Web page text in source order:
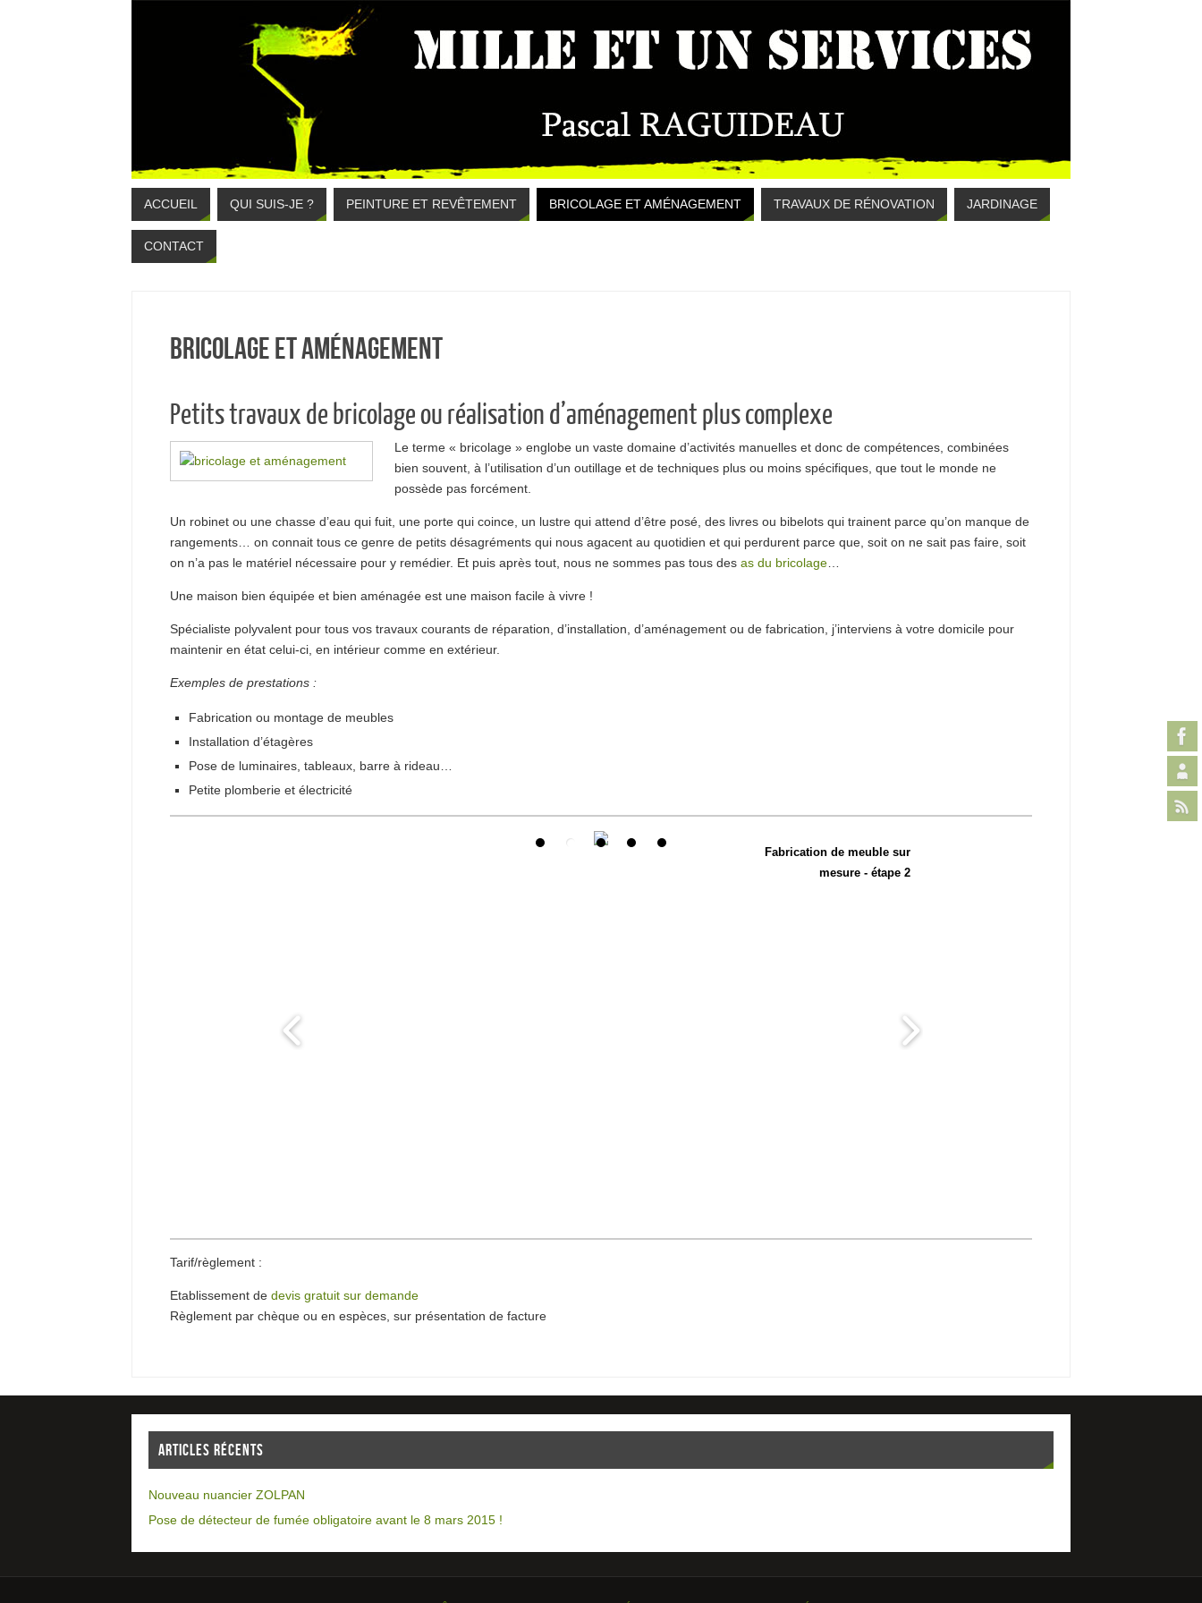
ACCUEIL QUI SUIS-JE ? PEINTURE ET REVÊTEMENT BRICOLAGE ET AMÉNAGEMENT TRAVAUX DE RÉNOVATION JARDINAGE
CONTACT
Bricolage et aménagement
Petits travaux de bricolage ou réalisation d’aménagement plus complexe
Le terme « bricolage » englobe un vaste domaine d’activités manuelles et donc de compétences, combinées
bien souvent, à l’utilisation d’un outillage et de techniques plus ou moins spécifiques, que tout le monde ne
possède pas forcément.
Un robinet ou une chasse d’eau qui fuit, une porte qui coince, un lustre qui attend d’être posé, des livres ou bibelots qui trainent parce qu’on manque de
rangements… on connait tous ce genre de petits désagréments qui nous agacent au quotidien et qui perdurent parce que, soit on ne sait pas faire, soit
on n’a pas le matériel nécessaire pour y remédier. Et puis après tout, nous ne sommes pas tous des as du bricolage
Une maison bien équipée et bien aménagée est une maison facile à vivre !
Spécialiste polyvalent pour tous vos travaux courants de réparation, d’installation, d’aménagement ou de fabrication, j’interviens à votre domicile pour
maintenir en état celui-ci, en intérieur comme en extérieur.
Exemples de prestations :
Fabrication ou montage de meubles
Installation d’étagères
Pose de luminaires, tableaux, barre à rideau…
Petite plomberie et électricité
Fabrication de meuble sur
mesure - étape 2
Tarif/règlement :
Etablissement de devis gratuit sur demande
Règlement par chèque ou en espèces, sur présentation de facture
ARTICLES RÉCENTS
Nouveau nuancier ZOLPAN
Pose de détecteur de fumée obligatoire avant le 8 mars 2015 !